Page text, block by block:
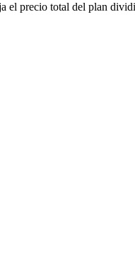
el precio total del plan